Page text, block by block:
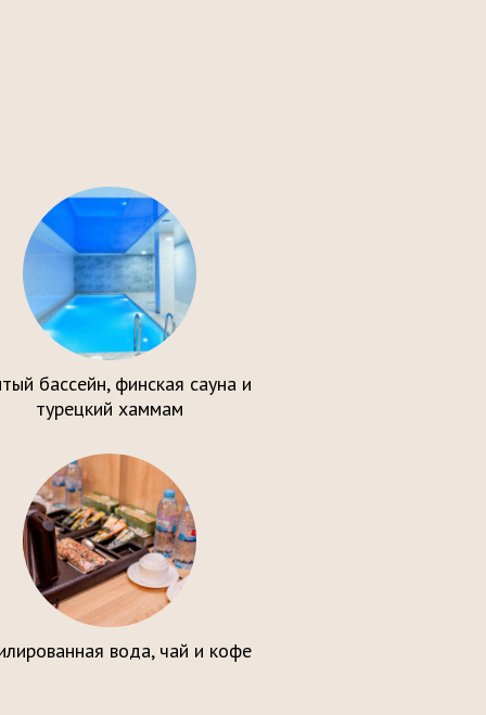
бассейн, финская сауна и
турецкий хаммам
вода, чай и кофе